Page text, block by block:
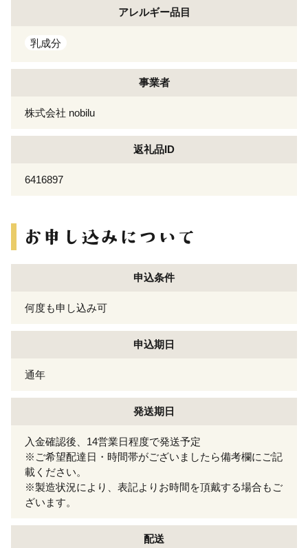
アレルギー品目
乳成分
事業者
株式会社 nobilu
返礼品ID
6416897
申込条件
何度も申し込み可
申込期日
通年
発送期日
入金確認後、14営業日程度で発送予定
※ご希望配達日・時間帯がございましたら備考欄にご記
載ください。
※製造状況により、表記よりお時間を頂戴する場合もご
ざいます。
配送